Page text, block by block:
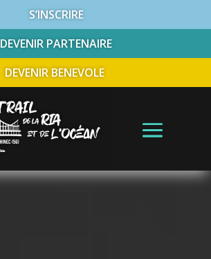
S’INSCRIRE
DEVENIR PARTENAIRE
DEVENIR BENEVOLE